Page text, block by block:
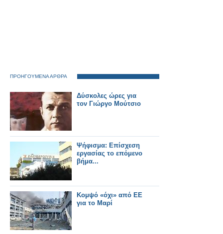
ΠΡΟΗΓΟΥΜΕΝΑ ΑΡΘΡΑ
Δύσκολες ώρες για
τον Γιώργο Μούτσιο
Ψήφισμα: Επίσχεση
εργασίας το επόμενο
βήμα...
Κομψό «όχι» από ΕΕ
για το Μαρί